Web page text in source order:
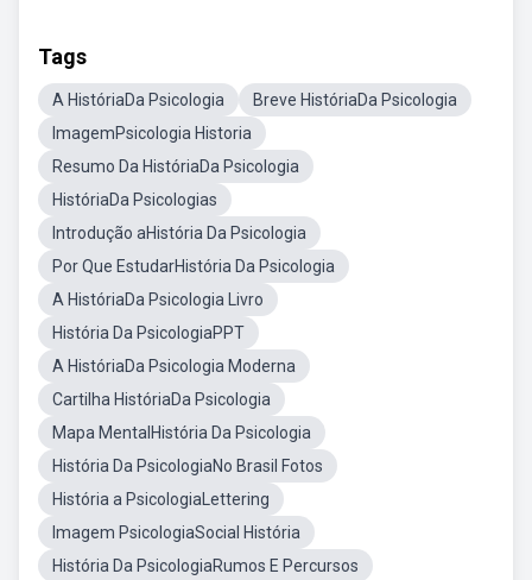
Tags
A HistóriaDa Psicologia
Breve HistóriaDa Psicologia
ImagemPsicologia Historia
Resumo Da HistóriaDa Psicologia
HistóriaDa Psicologias
Introdução aHistória Da Psicologia
Por Que EstudarHistória Da Psicologia
A HistóriaDa Psicologia Livro
História Da PsicologiaPPT
A HistóriaDa Psicologia Moderna
Cartilha HistóriaDa Psicologia
Mapa MentalHistória Da Psicologia
História Da PsicologiaNo Brasil Fotos
História a PsicologiaLettering
Imagem PsicologiaSocial História
História Da PsicologiaRumos E Percursos